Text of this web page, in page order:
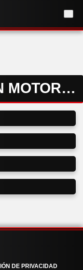
NORTON MOTORCYCLE
DE PRIVACIDAD